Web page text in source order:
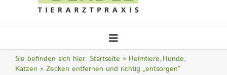
Toggle
Navigation
Startseite
Sie befinden sich hier: Startseite Heimtiere Hunde
Katzen
Zecken entfernen und richtig „entsorgen“